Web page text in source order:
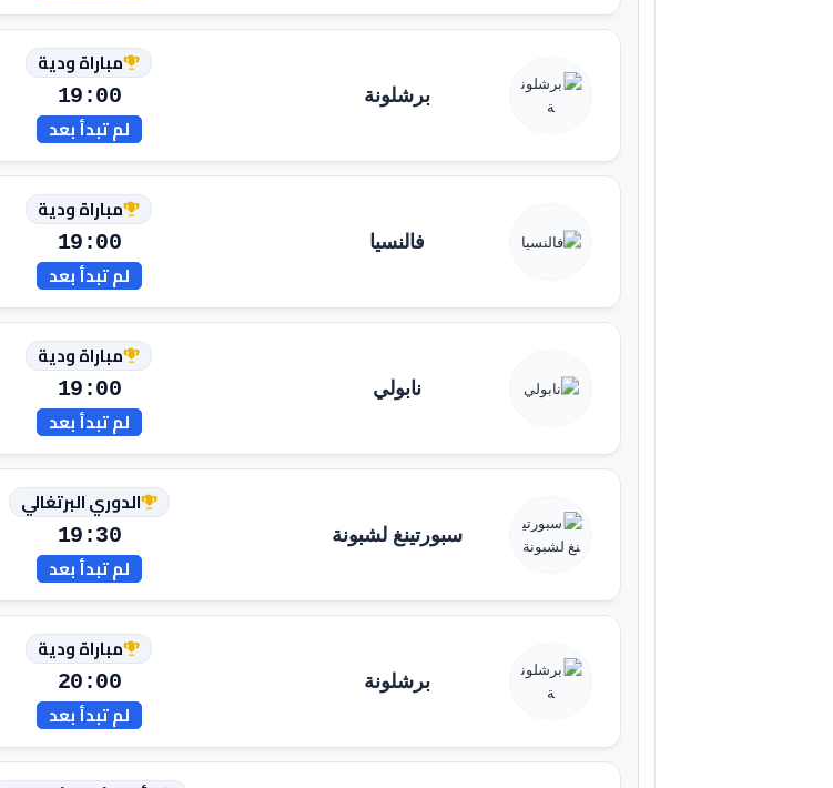
برشلونة
مباراة ودية
19:00
لم تبدأ بعد
فالنسيا
مباراة ودية
19:00
لم تبدأ بعد
نابولي
مباراة ودية
19:00
لم تبدأ بعد
سبورتينغ لشبونة
الدوري البرتغالي
19:30
لم تبدأ بعد
برشلونة
مباراة ودية
20:00
لم تبدأ بعد